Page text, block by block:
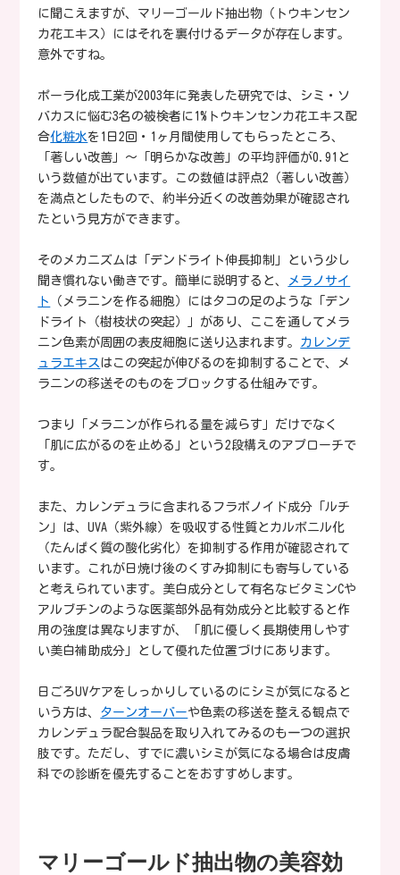
に聞こえますが、マリーゴールド抽出物（トウキンセン
カ花エキス）にはそれを裏付けるデータが存在します。
意外ですね。
ポーラ化成工業が2003年に発表した研究では、シミ・ソ
バカスに悩む3名の被検者に1%トウキンセンカ花エキス配
合化粧水を1日2回・1ヶ月間使用してもらったところ、
「著しい改善」〜「明らかな改善」の平均評価が0.91と
いう数値が出ています。この数値は評点2（著しい改善）
を満点としたもので、約半分近くの改善効果が確認され
たという見方ができます。
そのメカニズムは「デンドライト伸長抑制」という少し
聞き慣れない働きです。簡単に説明すると、
メラノサイ
ト
（メラニンを作る細胞）にはタコの足のような「デン
ドライト（樹枝状の突起）」があり、ここを通してメラ
ニン色素が周囲の表皮細胞に送り込まれます。 カレンデ
ュラエキス はこの突起が伸びるのを抑制することで、メ
ラニンの移送そのものをブロックする仕組みです。
つまり「メラニンが作られる量を減らす」だけでなく
「肌に広がるのを止める」という2段構えのアプローチで
す。
また、カレンデュラに含まれるフラボノイド成分「ルチ
ン」は、UVA（紫外線）を吸収する性質とカルボニル化
（たんぱく質の酸化劣化）を抑制する作用が確認されて
います。これが日焼け後のくすみ抑制にも寄与している
と考えられています。美白成分として有名なビタミンCや
アルブチンのような医薬部外品有効成分と比較すると作
用の強度は異なりますが、「肌に優しく長期使用しやす
い美白補助成分」として優れた位置づけにあります。
日ごろUVケアをしっかりしているのにシミが気になると
いう方は、 ターンオーバーや色素の移送を整える観点で
カレンデュラ配合製品を取り入れてみるのも一つの選択
肢です。ただし、すでに濃いシミが気になる場合は皮膚
科での診断を優先することをおすすめします。
マリーゴールド抽出物の美容効